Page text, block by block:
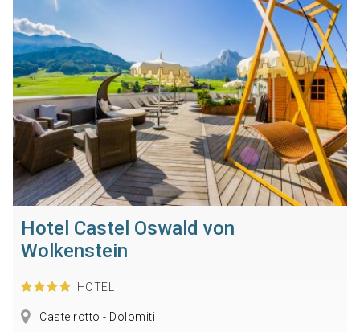
Hotel Castel Oswald von
Wolkenstein
HOTEL
Castelrotto - Dolomiti